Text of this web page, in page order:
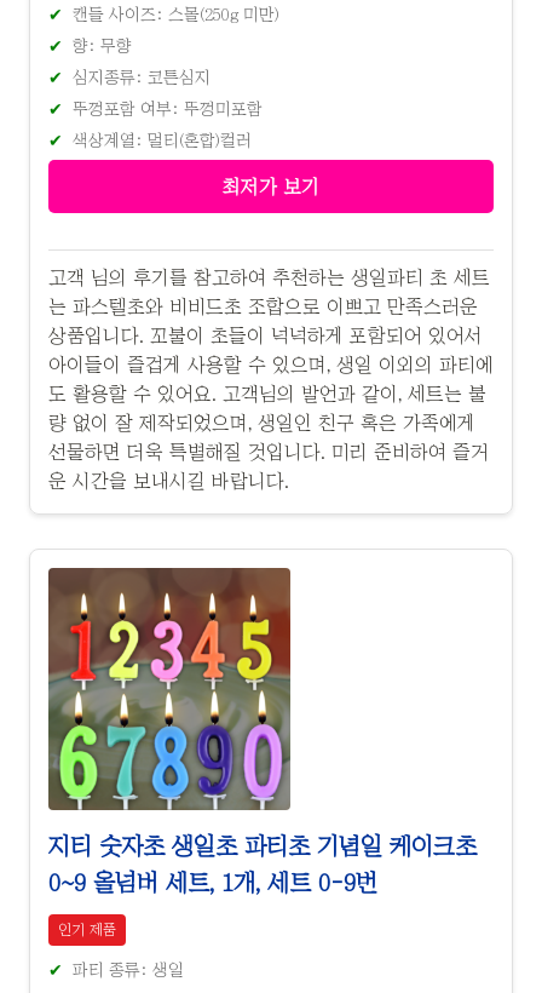
캔들 사이즈: 스몰(250g 미만)
향: 무향
심지종류: 코튼심지
뚜껑포함 여부: 뚜껑미포함
색상계열: 멀티(혼합)컬러
최저가 보기
고객 님의 후기를 참고하여 추천하는 생일파티 초 세트
는 파스텔초와 비비드초 조합으로 이쁘고 만족스러운
상품입니다. 꼬불이 초들이 넉넉하게 포함되어 있어서
아이들이 즐겁게 사용할 수 있으며, 생일 이외의 파티에
도 활용할 수 있어요. 고객님의 발언과 같이, 세트는 불
량 없이 잘 제작되었으며, 생일인 친구 혹은 가족에게
선물하면 더욱 특별해질 것입니다. 미리 준비하여 즐거
운 시간을 보내시길 바랍니다.
지티 숫자초 생일초 파티초 기념일 케이크초
0~9 올넘버 세트, 1개, 세트 0-9번
인기 제품
파티 종류: 생일